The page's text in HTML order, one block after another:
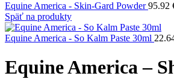
Equine America - Skin-Gard Powder95.92
Späť na produkty
Equine America - So Kalm Paste 30ml
Equine America –